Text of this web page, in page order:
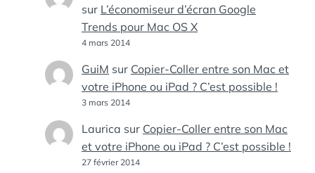
sur L’économiseur d’écran Google
Trends pour Mac OS X
4 mars 2014
GuiM sur Copier-Coller entre son Mac et
votre iPhone ou iPad ? C’est possible !
3 mars 2014
Laurica sur Copier-Coller entre son Mac
et votre iPhone ou iPad ? C’est possible !
27 février 2014